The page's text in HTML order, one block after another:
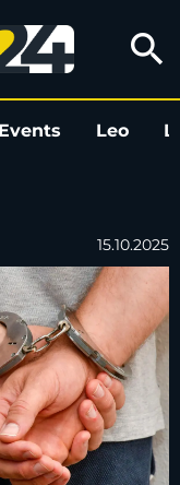
search
Events Leo
15.10.2025